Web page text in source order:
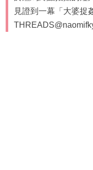
見證到一幕「大婆捉